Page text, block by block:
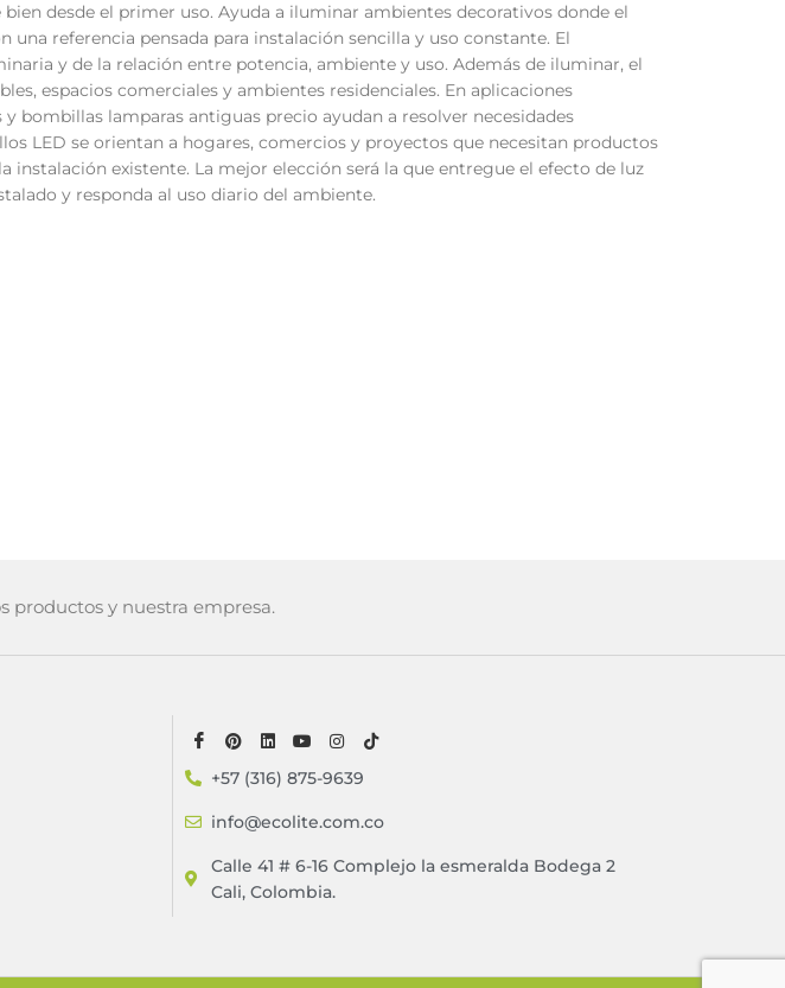
desde el primer uso. Ayuda a iluminar ambientes decorativos donde el
referencia pensada para instalación sencilla y uso constante. El
y de la relación entre potencia, ambiente y uso. Además de iluminar, el
espacios comerciales y ambientes residenciales. En aplicaciones
bombillas lamparas antiguas precio ayudan a resolver necesidades
LED se orientan a hogares, comercios y proyectos que necesitan productos
instalación existente. La mejor elección será la que entregue el efecto de luz
y responda al uso diario del ambiente.
productos y nuestra empresa.
+57 (316) 875-9639
info@ecolite.com.co
Calle 41 # 6-16 Complejo la esmeralda Bodega 2
Cali, Colombia.